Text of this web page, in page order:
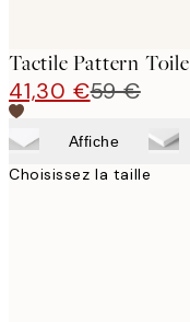
Tactile Pattern Toile
41,30 €59 €
Affiche
Choisissez la taille